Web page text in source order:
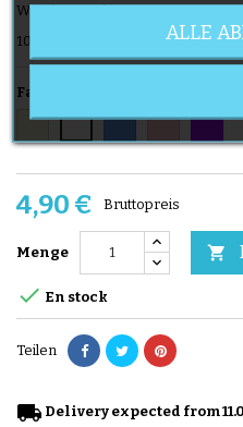
Waschen 60 °
100% Baumwolle
Farbe
Beige Weiß Blau Pink Parma
4,90 € Bruttopreis
Menge 
 En stock
Teilen
local_shipping Delivery expected from
ALLE